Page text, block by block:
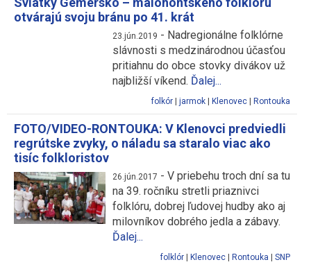
otvárajú svoju bránu po 41. krát
23.jún.2019 - Nadregionálne folklórne
slávnosti s medzinárodnou účasťou
pritiahnu do obce stovky divákov už
najbližší víkend. Ďalej...
folkór jarmok Klenovec Rontouka
FOTO/VIDEO-RONTOUKA: V Klenovci predviedli
regrútske zvyky, o náladu sa staralo viac ako
tisíc folkloristov
26.jún.2017 - V priebehu troch dní sa tu
na 39. ročníku stretli priaznivci
folklóru, dobrej ľudovej hudby ako aj
milovníkov dobrého jedla a zábavy.
Ďalej...
folklór Klenovec Rontouka SNP